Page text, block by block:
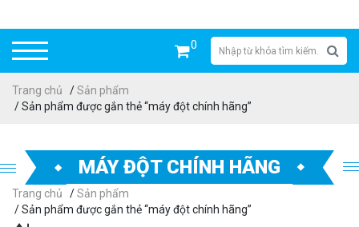
0
Trang chủ /Sản phẩm
/ Sản phẩm được gắn thẻ “máy đột chính hãng”
MÁY ĐỘT CHÍNH HÃNG
Trang chủ /Sản phẩm
/ Sản phẩm được gắn thẻ “máy đột chính hãng”